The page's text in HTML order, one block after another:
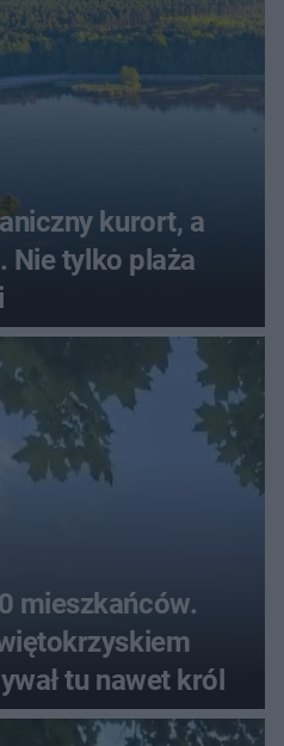
kurort, a
Nie tylko plaża
mieszkańców.
tu nawet król